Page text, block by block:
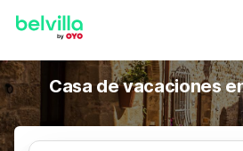
Casa de vacaciones